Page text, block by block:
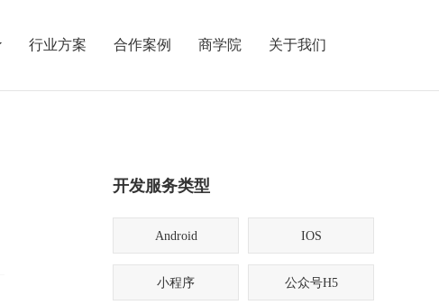
行业方案 合作案例 商学院 关于我们
开发服务类型
Android IOS
小程序 公众号H5